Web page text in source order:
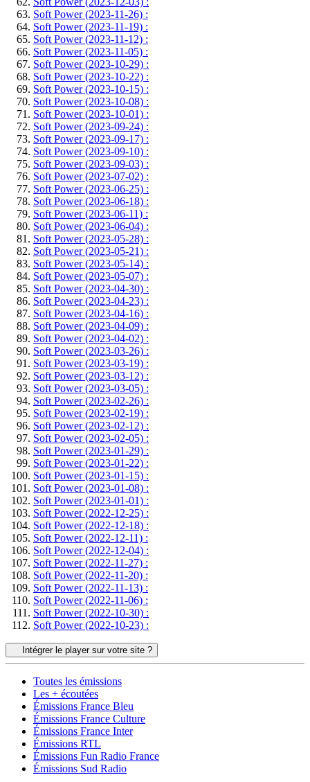
Soft Power (2023-11-26) :
Soft Power (2023-11-19) :
Soft Power (2023-11-12) :
Soft Power (2023-11-05) :
Soft Power (2023-10-29) :
Soft Power (2023-10-22) :
Soft Power (2023-10-15) :
Soft Power (2023-10-08) :
Soft Power (2023-10-01) :
Soft Power (2023-09-24) :
Soft Power (2023-09-17) :
Soft Power (2023-09-10) :
Soft Power (2023-09-03) :
Soft Power (2023-07-02) :
Soft Power (2023-06-25) :
Soft Power (2023-06-18) :
Soft Power (2023-06-11) :
Soft Power (2023-06-04) :
Soft Power (2023-05-28) :
Soft Power (2023-05-21) :
Soft Power (2023-05-14) :
Soft Power (2023-05-07) :
Soft Power (2023-04-30) :
Soft Power (2023-04-23) :
Soft Power (2023-04-16) :
Soft Power (2023-04-09) :
Soft Power (2023-04-02) :
Soft Power (2023-03-26) :
Soft Power (2023-03-19) :
Soft Power (2023-03-12) :
Soft Power (2023-03-05) :
Soft Power (2023-02-26) :
Soft Power (2023-02-19) :
Soft Power (2023-02-12) :
Soft Power (2023-02-05) :
Soft Power (2023-01-29) :
Soft Power (2023-01-22) :
Soft Power (2023-01-15) :
Soft Power (2023-01-08) :
Soft Power (2023-01-01) :
Soft Power (2022-12-25) :
Soft Power (2022-12-18) :
Soft Power (2022-12-11) :
Soft Power (2022-12-04) :
Soft Power (2022-11-27) :
Soft Power (2022-11-20) :
Soft Power (2022-11-13) :
Soft Power (2022-11-06) :
Soft Power (2022-10-30) :
Soft Power (2022-10-23) :
Intégrer le player sur votre site ?
Toutes les émissions
Les + écoutées
Émissions France Bleu
Émissions France Culture
Émissions France Inter
Émissions RTL
Émissions Fun Radio France
Émissions Sud Radio